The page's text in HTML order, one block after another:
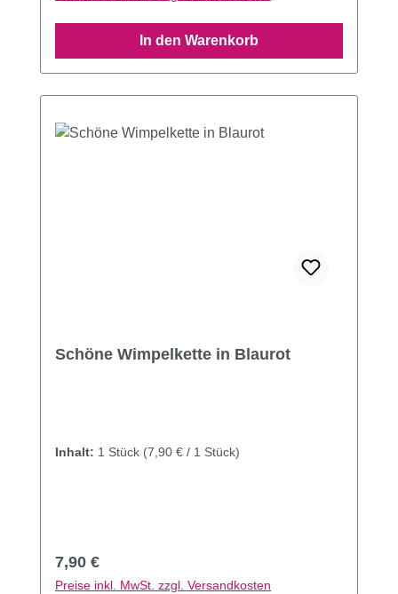
In den Warenkorb
Schöne Wimpelkette in Blaurot
Inhalt: 1 Stück (7,90 € / 1 Stück)
Regulärer Preis:
7,90 €
Preise inkl. MwSt. zzgl. Versandkosten